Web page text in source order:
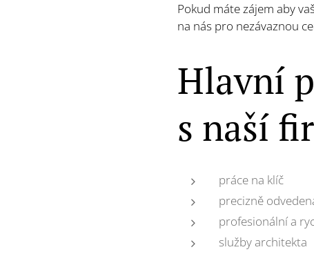
Pokud máte zájem aby
na nás pro nezávaznou
Hlavní
s naší
práce na klíč
precizně
profesionální a
služby architekta